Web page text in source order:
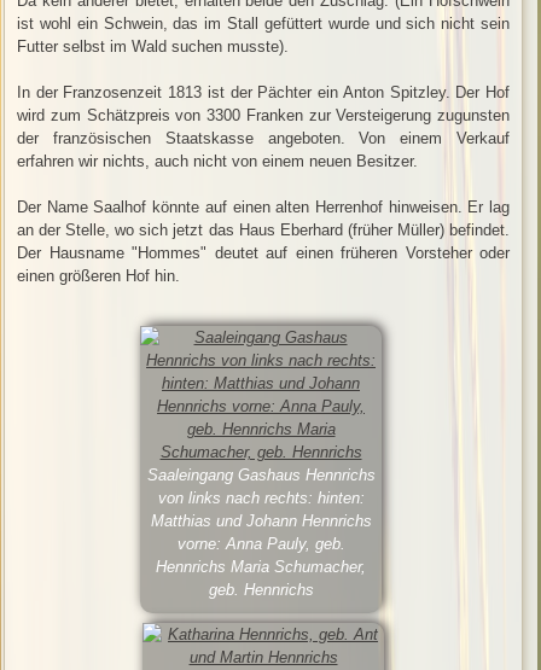
ist wohl ein Schwein, das im Stall gefüttert wurde und sich nicht sein
Futter selbst im Wald suchen musste).
In der Franzosenzeit 1813 ist der Pächter ein Anton Spitzley. Der Hof
wird zum Schätzpreis von 3300 Franken zur Versteigerung zugunsten
der französischen Staatskasse angeboten. Von einem Verkauf
erfahren wir nichts, auch nicht von einem neuen Besitzer.
Der Name Saalhof könnte auf einen alten Herrenhof hinweisen. Er lag
an der Stelle, wo sich jetzt das Haus Eberhard (früher Müller) befindet.
Der Hausname "Hommes" deutet auf einen früheren Vorsteher oder
einen größeren Hof hin.
Saaleingang Gashaus Hennrichs
von links nach rechts: hinten:
Matthias und Johann Hennrichs
vorne: Anna Pauly, geb.
Hennrichs Maria Schumacher,
geb. Hennrichs